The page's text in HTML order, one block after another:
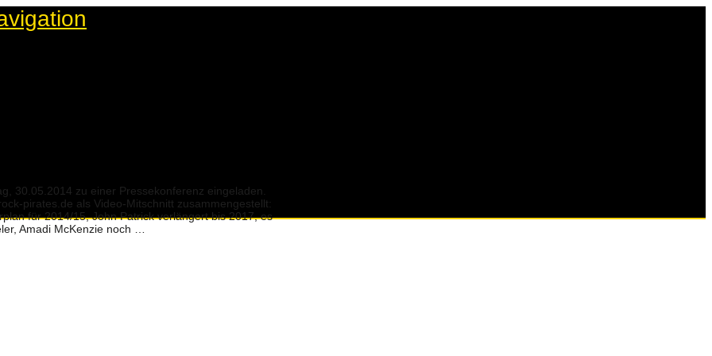
PATRICK
30.05.2014 zu einer Pressekonferenz eingeladen.
pirates.de als Video-Mitschnitt zusammengestellt:
für 2014/15, John Patrick verlängert bis 2017, es
Amadi McKenzie noch …